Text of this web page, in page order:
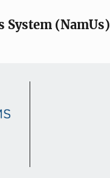
(NamUs)